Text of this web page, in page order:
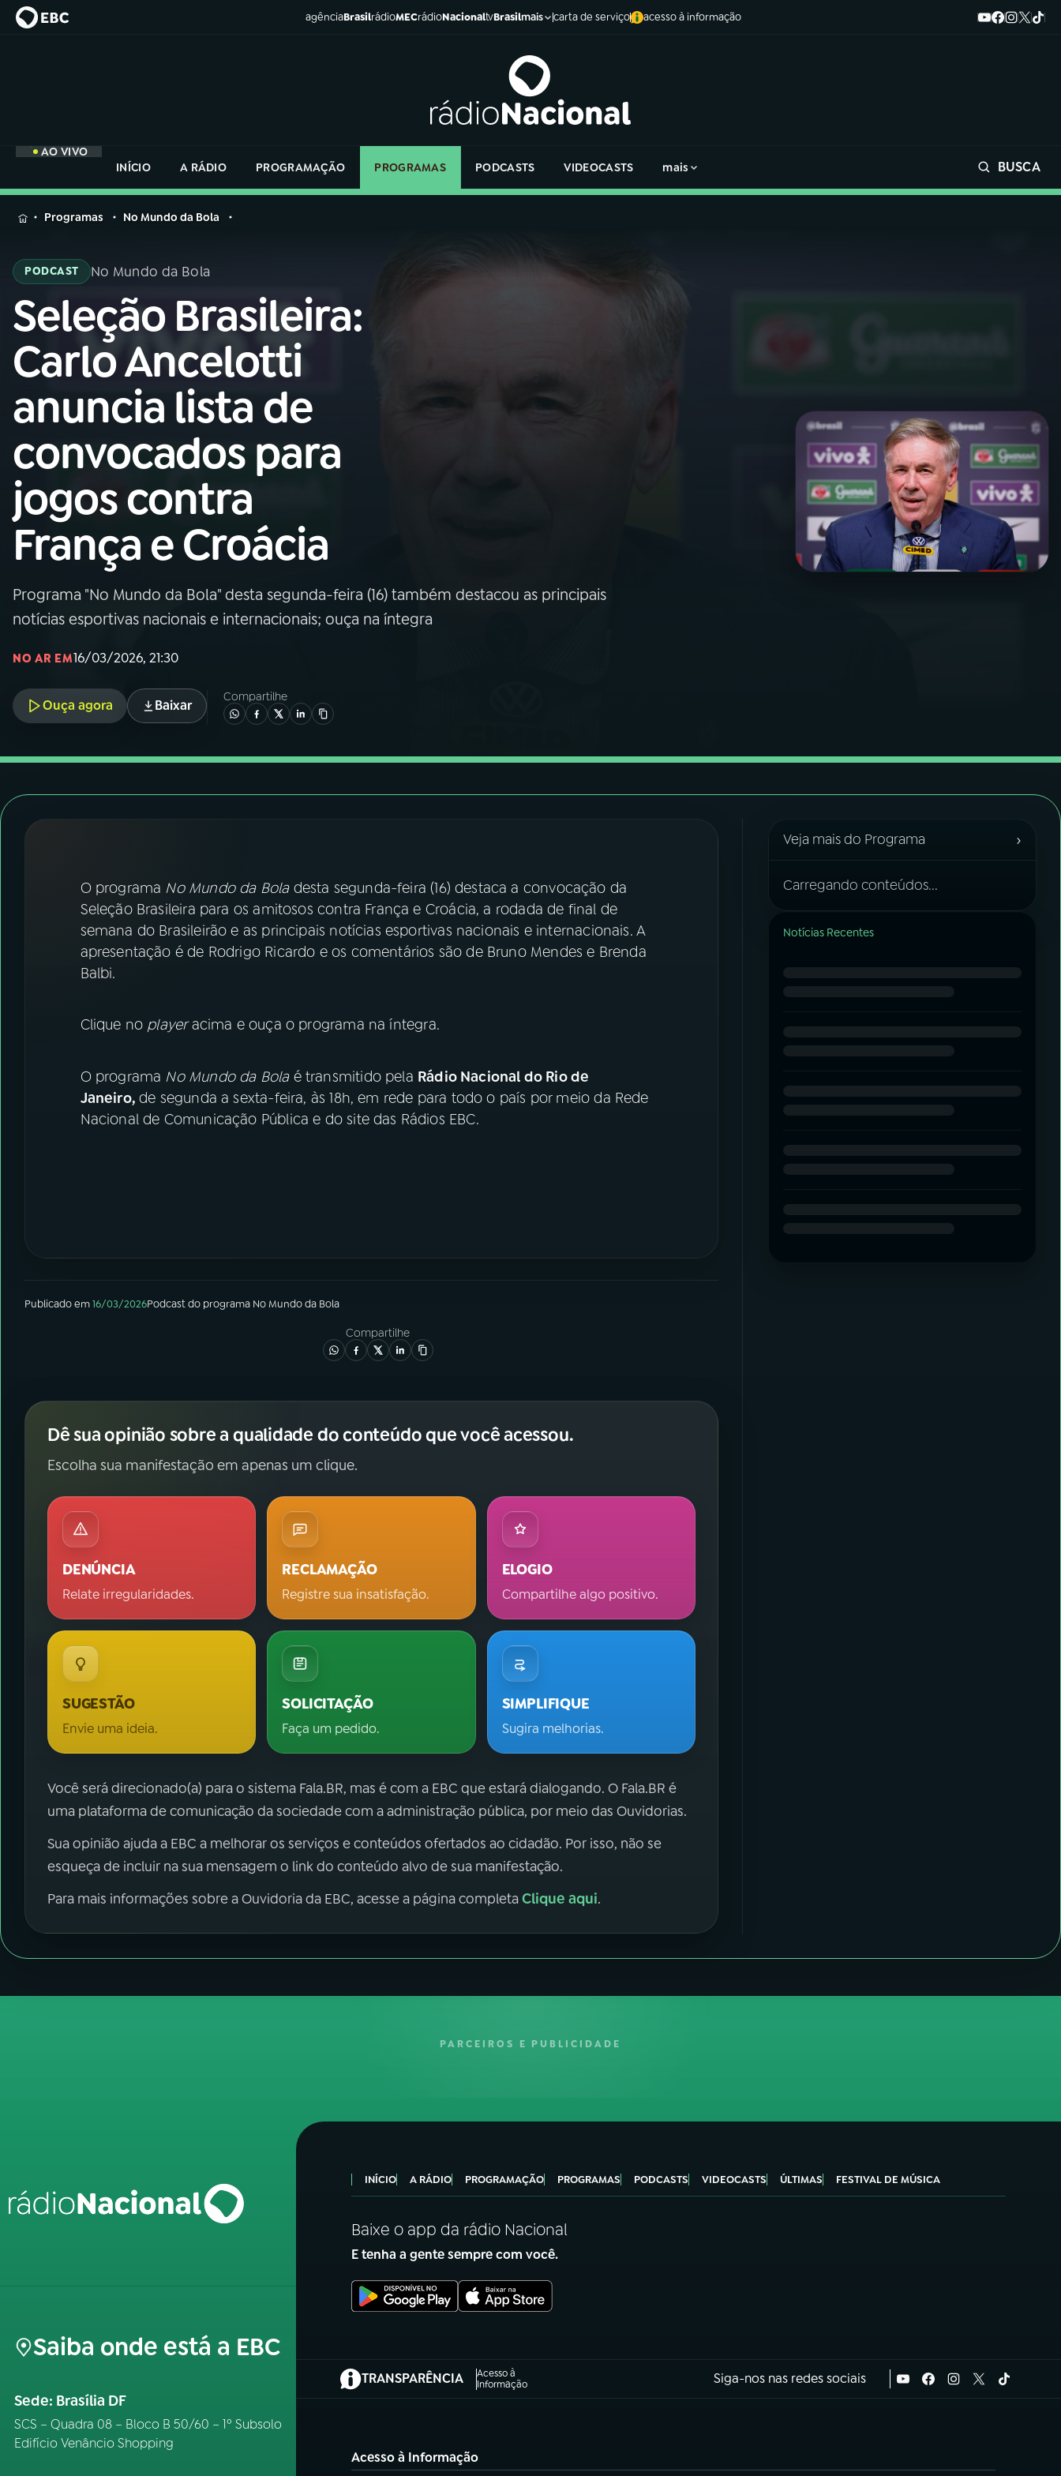
agênciaBrasilrádioMECrádioNacionaltvBrasilmais carta de serviço acesso à informação
AO VIVO
INÍCIO
A RÁDIO PROGRAMAÇÃO PROGRAMAS PODCASTS VIDEOCASTS mais BUSCA
MENU
Buscar
na
Rádio
Nacional
01 INÍCIO
02 A RÁDIO
03 PROGRAMAÇÃO
04PROGRAMAS
06VIDEOCASTS
07ÚLTIMAS
08FESTIVAL DE MÚSICA
Instagram X
na
Rádio
Programas No Mundo da Bola
PODCAST No Mundo da Bola
Seleção Brasileira:
Carlo Ancelotti
anuncia lista de
convocados para
jogos contra
França e Croácia
Programa "No Mundo da Bola" desta segunda-feira (16) também destacou as principais
notícias esportivas nacionais e internacionais; ouça na íntegra
NO AR EM16/03/2026, 21:30
Ouça agora Baixar
Compartilhe
O programa No Mundo da Boladesta segunda-feira (16) destaca a convocação da
Seleção Brasileira para os amitosos contra França e Croácia, a rodada de final de
semana do Brasileirão e as principais notícias esportivas nacionais e internacionais. A
apresentação é de Rodrigo Ricardo e os comentários são de Bruno Mendes e Brenda
Balbi.
Clique no playeracima e ouça o programa na íntegra.
O programa No Mundo da Bolaé transmitido pela Rádio Nacional do Rio de
Janeiro,de segunda a sexta-feira, às 18h, em rede para todo o país por meio da Rede
Nacional de Comunicação Pública e do site das Rádios EBC.
Publicado em16/03/2026Podcastdo programa No Mundo da Bola
Compartilhe
Dê sua opinião sobre a qualidade do conteúdo que você acessou.
Escolha sua manifestação em apenas um clique.
DENÚNCIA
Relate irregularidades.
RECLAMAÇÃO
Registre sua insatisfação.
ELOGIO
Compartilhe algo positivo.
SUGESTÃO
Envie uma ideia.
SOLICITAÇÃO
Faça um pedido.
SIMPLIFIQUE
Sugira melhorias.
Você será direcionado(a) para o sistema Fala.BR, mas é com a EBC que estará dialogando. O Fala.BR é
uma plataforma de comunicação da sociedade com a administração pública, por meio das Ouvidorias.
Sua opinião ajuda a EBC a melhorar os serviços e conteúdos ofertados ao cidadão. Por isso, não se
esqueça de incluir na sua mensagem o link do conteúdo alvo de sua manifestação.
Para mais informações sobre a Ouvidoria da EBC, acesse a página completaClique aqui.
Veja mais do Programa ›
Carregando conteúdos...
Notícias Recentes
PARCEIROS E PUBLICIDADE
Saiba onde está a EBC
Sede: Brasília DF
SCS – Quadra 08 – Bloco B 50/60 – 1º Subsolo
Edifício Venâncio Shopping
INÍCIO A RÁDIO PROGRAMAÇÃO PROGRAMAS PODCASTS VIDEOCASTS ÚLTIMAS FESTIVAL DE MÚSICA
Baixe o app da rádio Nacional
E tenha a gente sempre com você.
TRANSPARÊNCIA
Acesso à
Informação
(abre em nova aba) Siga-nos nas redes sociais
Acesso à Informação